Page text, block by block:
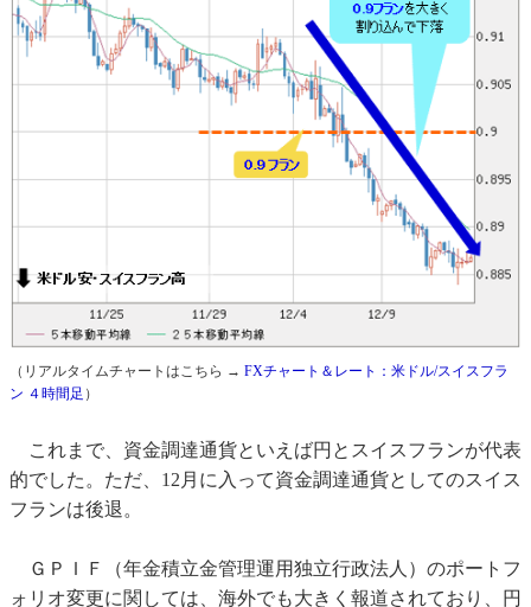
（リアルタイムチャートはこちら → FXチャート＆レート：米ドル/スイスフラ
ン ４時間足 ）
これまで、資金調達通貨といえば円とスイスフランが代表
的でした。ただ、12月に入って資金調達通貨としてのスイス
フランは後退。
ＧＰＩＦ（年金積立金管理運用独立行政法人）のポートフ
ォリオ変更に関しては、海外でも大きく報道されており、円